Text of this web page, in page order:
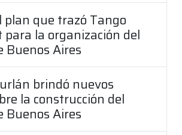
plan que trazó Tango
la organización del
Buenos Aires
brindó nuevos
la construcción del
Buenos Aires